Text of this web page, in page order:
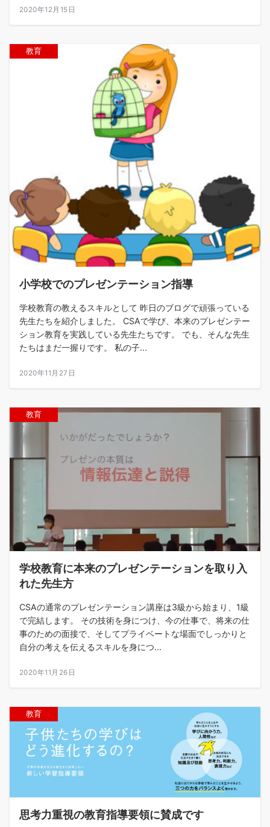
2020年12月15日
教育
小学校でのプレゼンテーション指導
学校教育の教えるスキルとして 昨日のブログで頑張っている
先生たちを紹介しました。 CSAで学び、本来のプレゼンテー
ション教育を実践している先生たちです。 でも、そんな先生
たちはまだ一握りです。 私の子...
2020年11月27日
教育
学校教育に本来のプレゼンテーションを取り入
れた先生方
CSAの通常のプレゼンテーション講座は3級から始まり、1級
で完結します。 その技術を身につけ、今の仕事で、将来の仕
事のための面接で、そしてプライベートな場面でしっかりと
自分の考えを伝えるスキルを身につ...
2020年11月26日
教育
思考力重視の教育指導要領に賛成です